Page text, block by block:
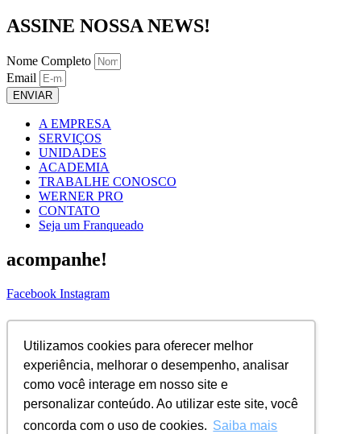
Utilizamos cookies para oferecer melhor
experiência, melhorar o desempenho, analisar
como você interage em nosso site e
personalizar conteúdo. Ao utilizar este site, você
concorda com o uso de cookies. Saiba mais
ASSINE NOSSA NEWS!
Nome Completo
Email
ENVIAR
A EMPRESA
SERVIÇOS
UNIDADES
ACADEMIA
TRABALHE CONOSCO
WERNER PRO
CONTATO
Seja um Franqueado
acompanhe!
Facebook Instagram
ASSINE NOSSA NEWS!
Nome Completo
Email